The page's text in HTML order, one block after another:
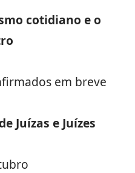
cotidiano e o
em breve
Juízas e Juízes